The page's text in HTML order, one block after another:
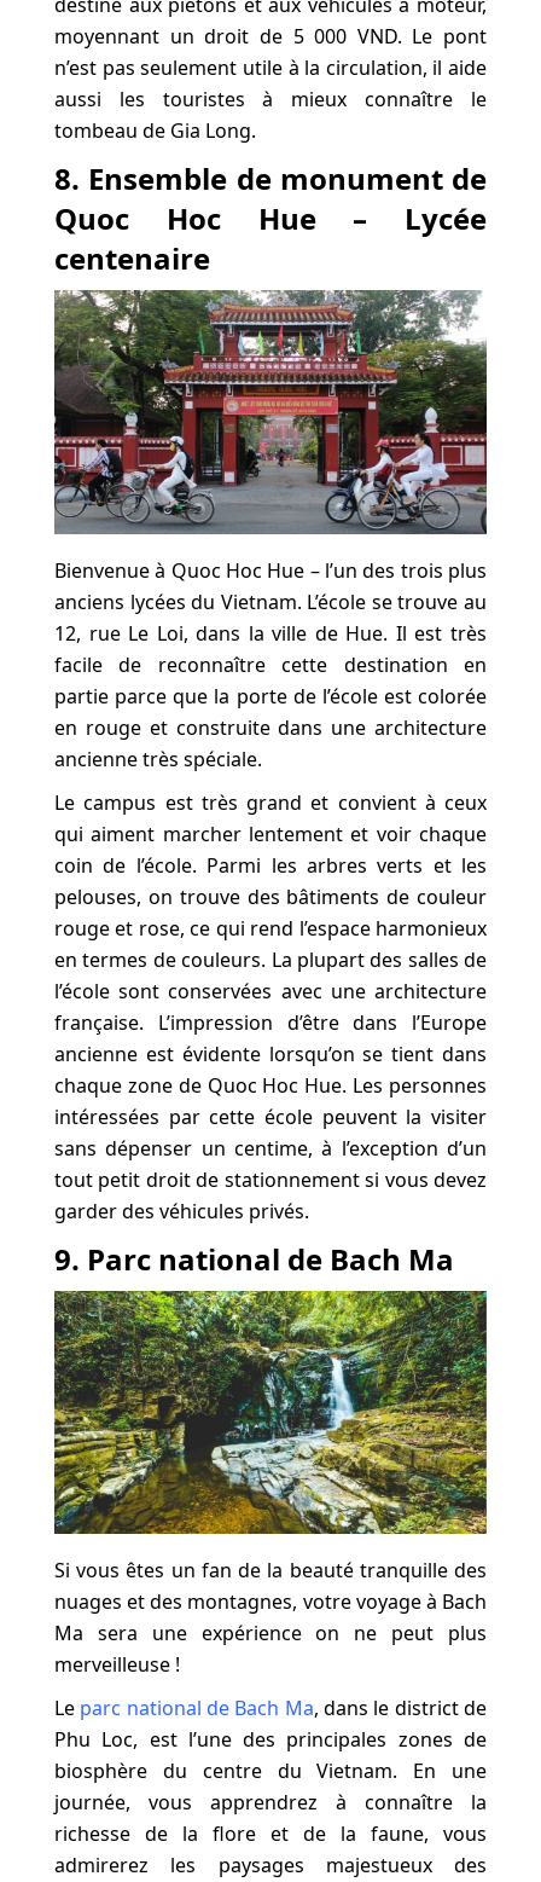
moyennant un droit de 5 000 VND. Le pont
n’est pas seulement utile à la circulation, il aide
aussi les touristes à mieux connaître le
tombeau de Gia Long.
8. Ensemble de monument de
Quoc Hoc Hue – Lycée
centenaire
Bienvenue à Quoc Hoc Hue – l’un des trois plus
anciens lycées du Vietnam. L’école se trouve au
12, rue Le Loi, dans la ville de Hue. Il est très
facile de reconnaître cette destination en
partie parce que la porte de l’école est colorée
en rouge et construite dans une architecture
ancienne très spéciale.
Le campus est très grand et convient à ceux
qui aiment marcher lentement et voir chaque
coin de l’école. Parmi les arbres verts et les
pelouses, on trouve des bâtiments de couleur
rouge et rose, ce qui rend l’espace harmonieux
en termes de couleurs. La plupart des salles de
l’école sont conservées avec une architecture
française. L’impression d’être dans l’Europe
ancienne est évidente lorsqu’on se tient dans
chaque zone de Quoc Hoc Hue. Les personnes
intéressées par cette école peuvent la visiter
sans dépenser un centime, à l’exception d’un
tout petit droit de stationnement si vous devez
garder des véhicules privés.
9. Parc national de Bach Ma
Si vous êtes un fan de la beauté tranquille des
nuages et des montagnes, votre voyage à Bach
Ma sera une expérience on ne peut plus
merveilleuse !
Le parc national de Bach Ma, dans le district de
Phu Loc, est l’une des principales zones de
biosphère du centre du Vietnam. En une
journée, vous apprendrez à connaître la
richesse de la flore et de la faune, vous
admirerez les paysages majestueux des